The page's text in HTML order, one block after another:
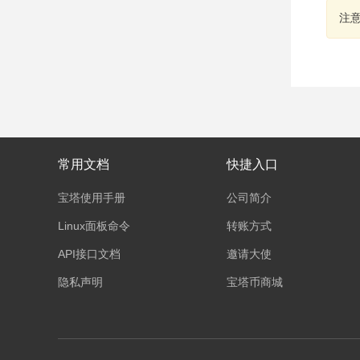
注
常用文档
宝塔使用手册
Linux面板命令
API接口文档
隐私声明
快捷入口
公司简介
转账方式
邀请大使
宝塔币商城